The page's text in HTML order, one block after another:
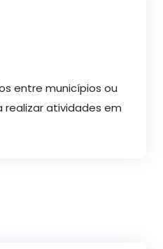
entre municípios ou
atividades em